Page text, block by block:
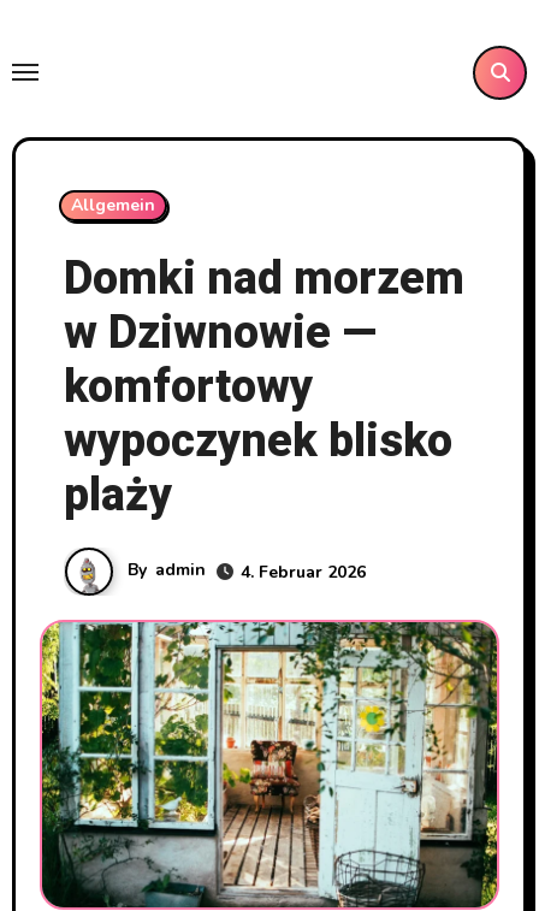
content
Allgemein
Domki nad morzem
w Dziwnowie —
komfortowy
wypoczynek blisko
plaży
By admin 4. Februar 2026